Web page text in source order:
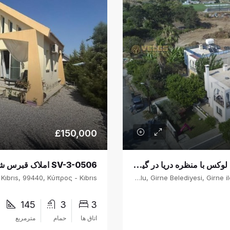
SV-31134 املاک قبرس شمالی: ویلای لوکس با منظره دریا در گیرنه – خانه‌ای ایده‌آل در مدیترانه و فرصت سرمایه‌گذاری
Karaoğlanoğlu, Girne Belediyesi, Girne ilçesi, Kuzey Kıbrıs, 9930, Κύπρος - Kıbrıs
£150,000
3
اتاق ها
3
حمام
145
مترمربع